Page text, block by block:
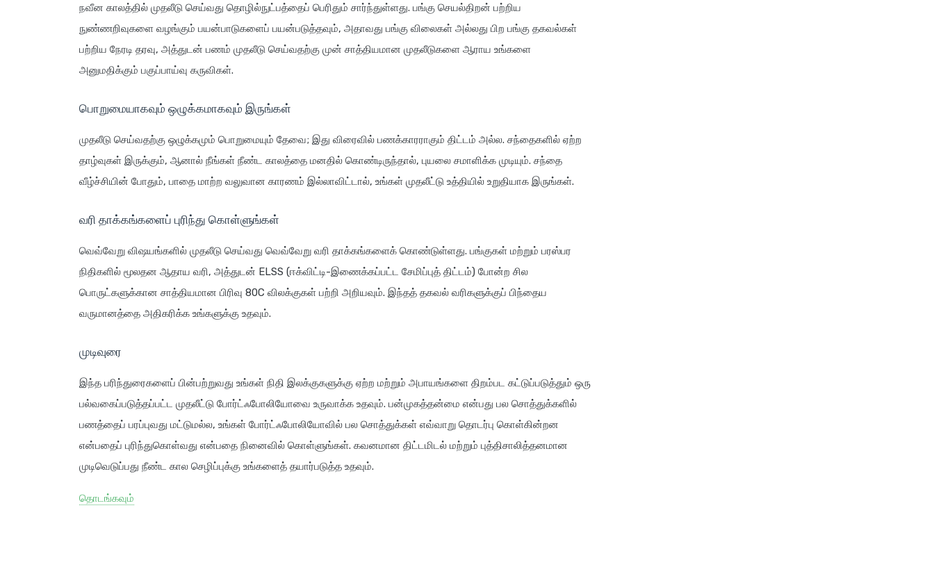
நவீன காலத்தில் முதலீடு செய்வது தொழில்நுட்பத்தைப் பெரிதும் சார்ந்துள்ளது. பங்கு செயல்திறன் பற்றிய
நுண்ணறிவுகளை வழங்கும் பயன்பாடுகளைப் பயன்படுத்தவும், அதாவது பங்கு விலைகள் அல்லது பிற பங்கு தகவல்கள்
பற்றிய நேரடி தரவு, அத்துடன் பணம் முதலீடு செய்வதற்கு முன் சாத்தியமான முதலீடுகளை ஆராய உங்களை
அனுமதிக்கும் பகுப்பாய்வு கருவிகள்.
பொறுமையாகவும் ஒழுக்கமாகவும் இருங்கள்
முதலீடு செய்வதற்கு ஒழுக்கமும் பொறுமையும் தேவை; இது விரைவில் பணக்காரராகும் திட்டம் அல்ல. சந்தைகளில் ஏற்ற
தாழ்வுகள் இருக்கும், ஆனால் நீங்கள் நீண்ட காலத்தை மனதில் கொண்டிருந்தால், புயலை சமாளிக்க முடியும். சந்தை
வீழ்ச்சியின் போதும், பாதை மாற்ற வலுவான காரணம் இல்லாவிட்டால், உங்கள் முதலீட்டு உத்தியில் உறுதியாக இருங்கள்.
வரி தாக்கங்களைப் புரிந்து கொள்ளுங்கள்
வெவ்வேறு விஷயங்களில் முதலீடு செய்வது வெவ்வேறு வரி தாக்கங்களைக் கொண்டுள்ளது. பங்குகள் மற்றும் பரஸ்பர
நிதிகளில் மூலதன ஆதாய வரி, அத்துடன் ELSS (ஈக்விட்டி-இணைக்கப்பட்ட சேமிப்புத் திட்டம்) போன்ற சில
பொருட்களுக்கான சாத்தியமான பிரிவு 80C விலக்குகள் பற்றி அறியவும். இந்தத் தகவல் வரிகளுக்குப் பிந்தைய
வருமானத்தை அதிகரிக்க உங்களுக்கு உதவும்.
முடிவுரை
இந்த பரிந்துரைகளைப் பின்பற்றுவது உங்கள் நிதி இலக்குகளுக்கு ஏற்ற மற்றும் அபாயங்களை திறம்பட கட்டுப்படுத்தும் ஒரு
பல்வகைப்படுத்தப்பட்ட முதலீட்டு போர்ட்ஃபோலியோவை உருவாக்க உதவும். பன்முகத்தன்மை என்பது பல சொத்துக்களில்
பணத்தைப் பரப்புவது மட்டுமல்ல, உங்கள் போர்ட்ஃபோலியோவில் பல சொத்துக்கள் எவ்வாறு தொடர்பு கொள்கின்றன
என்பதைப் புரிந்துகொள்வது என்பதை நினைவில் கொள்ளுங்கள். கவனமான திட்டமிடல் மற்றும் புத்திசாலித்தனமான
முடிவெடுப்பது நீண்ட கால செழிப்புக்கு உங்களைத் தயார்படுத்த உதவும்.
தொடங்கவும்